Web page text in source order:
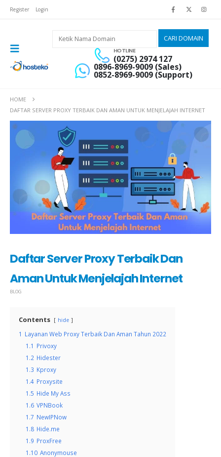
Register Login
HOTLINE
(0275) 2974 127
0896-8969-9009 (Sales)
0852-8969-9009 (Support)
HOME
DAFTAR SERVER PROXY TERBAIK DAN AMAN UNTUK MENJELAJAH INTERNET
Daftar Server Proxy Terbaik Dan
Aman Untuk Menjelajah Internet
BLOG
Contents hide
1 Layanan Web Proxy Terbaik Dan Aman Tahun 2022
1.1 Privoxy
1.2 Hidester
1.3 Kproxy
1.4 Proxysite
1.5 Hide My Ass
1.6 VPNBook
1.7 NewIPNow
1.8 Hide.me
1.9 ProxFree
1.10 Anonymouse